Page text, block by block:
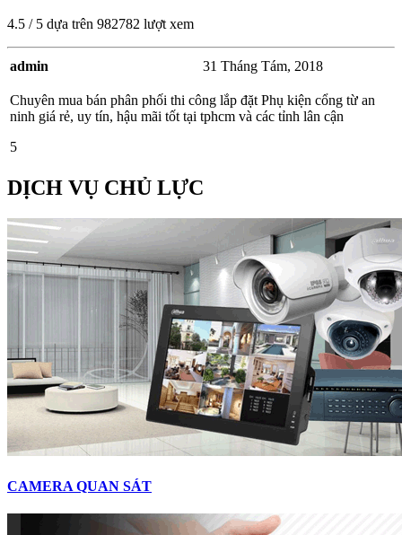
4.5 / 5 dựa trên 982782 lượt xem
admin 31 Tháng Tám, 2018
Chuyên mua bán phân phối thi công lắp đặt Phụ kiện cổng từ an
ninh giá rẻ, uy tín, hậu mãi tốt tại tphcm và các tỉnh lân cận
5
DỊCH VỤ CHỦ LỰC
CAMERA QUAN SÁT